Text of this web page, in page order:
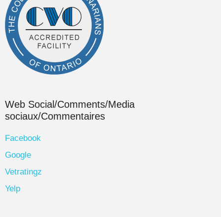
Web Social/Comments/Media
sociaux/Commentaires
Facebook
Google
Vetratingz
Yelp